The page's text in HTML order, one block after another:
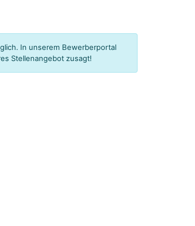
In unserem Bewerberportal
Stellenangebot zusagt!